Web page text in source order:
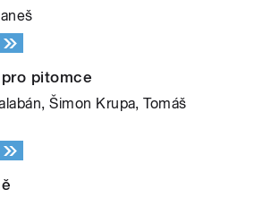
pitomce
Šimon Krupa, Tomáš